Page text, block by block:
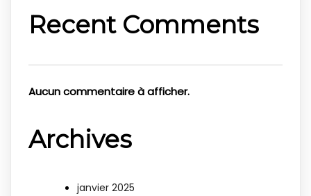
Recent Comments
Aucun commentaire à afficher.
Archives
janvier 2025